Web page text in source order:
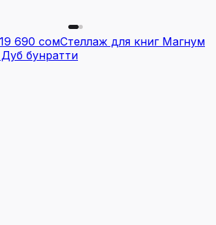
19 690 сомСтеллаж для книг Магнум
бунратти